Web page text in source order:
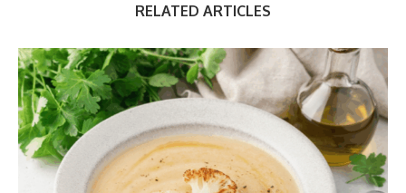
RELATED ARTICLES